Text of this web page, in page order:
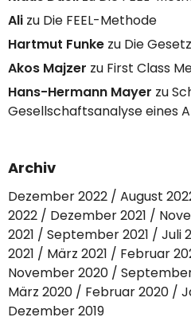
Ali zu Die FEEL-Methode
Hartmut Funke zu Die
Akos Majzer zu First Class
Hans-Hermann Mayer zu
Gesellschaftsanalyse eines
Archiv
Dezember 2022 August
2022
Dezember 2021
2021
September 2021 Juli
2021
März 2021 Februar
November 2020
März 2020
Februar 2020
Dezember 2019